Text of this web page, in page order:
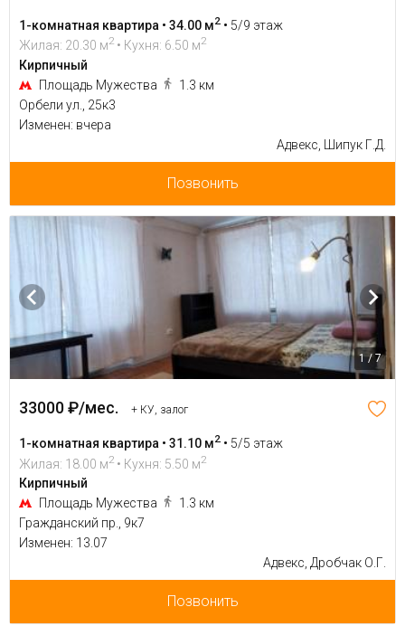
1-комнатная квартира • 34.00 м2 • 5/9 этаж
Жилая: 20.30 м2 • Кухня: 6.50 м2
Кирпичный
Площадь Мужества
1.3 км
Орбели ул., 25к3
Изменен: вчера
Адвекс, Шипук Г.Д.
Позвонить
1 / 7
33000 ₽/мес. + КУ, залог
1-комнатная квартира • 31.10 м2 • 5/5 этаж
Жилая: 18.00 м2 • Кухня: 5.50 м2
Кирпичный
Площадь Мужества
1.3 км
Гражданский пр., 9к7
Изменен: 13.07
Адвекс, Дробчак О.Г.
Позвонить